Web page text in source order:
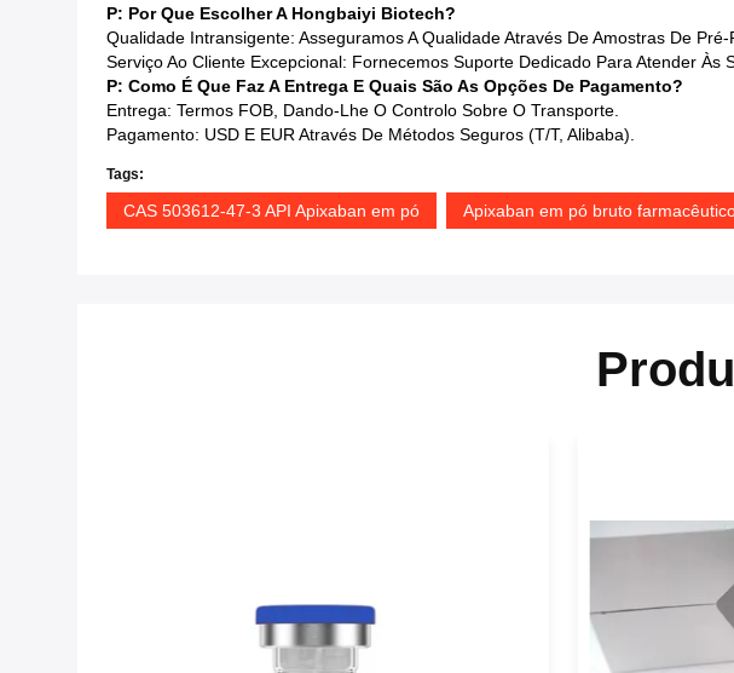
P: Por Que Escolher A Hongbaiyi Biotech?
Qualidade Intransigente: Asseguramos A Qualidade Através De Amostras De
Serviço Ao Cliente Excepcional: Fornecemos Suporte Dedicado Para Atender Às
P: Como É Que Faz A Entrega E Quais São As Opções De Pagamento?
Entrega: Termos FOB, Dando-Lhe O Controlo Sobre O Transporte.
Pagamento: USD E EUR Através De Métodos Seguros (T/T, Alibaba).
Tags:
CAS 503612-47-3 API Apixaban em pó Apixaban em pó bruto